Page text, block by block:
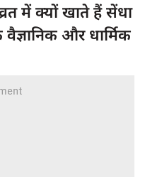
में क्यों खाते हैं सेंधा
और धार्मिक